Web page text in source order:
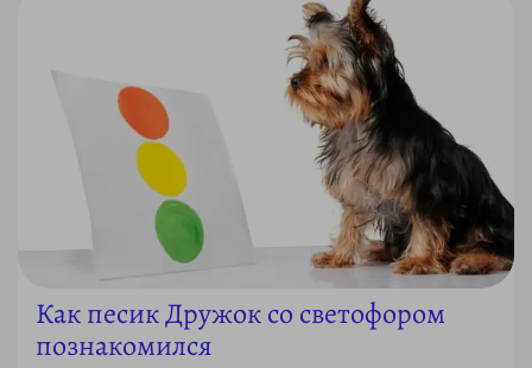
Как песик Дружок со светофором
познакомился